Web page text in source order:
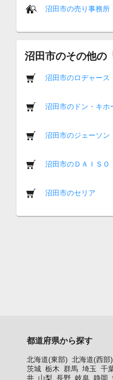
沼田市の売り事務所
沼田市のその他の
沼田市のロヂャース
沼田市のドン・キホ
沼田市のジェーソン
沼田市のＤＡＩＳＯ
沼田市のセリア
都道府県から探す
北海道(東部) 北海道(西部)
茨城 栃木 群馬 埼玉 千
井 山梨 長野 岐阜 静岡